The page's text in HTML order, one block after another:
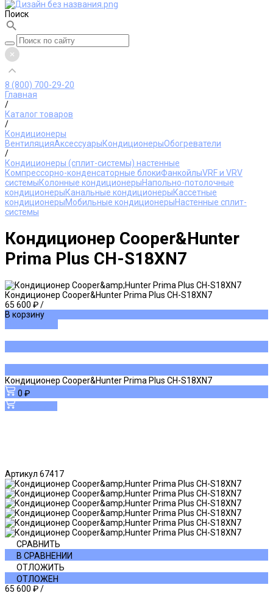
Поиск
8 (800) 700-29-20
Главная
/
Каталог товаров
/
Кондиционеры
ВентиляцияАксессуарыКондиционерыОбогреватели
/
Кондиционеры (сплит-системы) настенные
Компрессорно-конденсаторные блокиФанкойлыVRF и VRV
системыКолонные кондиционерыНапольно-потолочные
кондиционерыКанальные кондиционерыКассетные
кондиционерыМобильные кондиционерыНастенные сплит-
системы
Кондиционер Cooper&Hunter
Prima Plus CH-S18XN7
Кондиционер Cooper&Hunter Prima Plus CH-S18XN7
65 600 ₽/
В корзину
Кондиционер Cooper&Hunter Prima Plus CH-S18XN7
0 ₽
Артикул 67417
СРАВНИТЬ
В СРАВНЕНИИ
ОТЛОЖИТЬ
ОТЛОЖЕН
65 600 ₽/